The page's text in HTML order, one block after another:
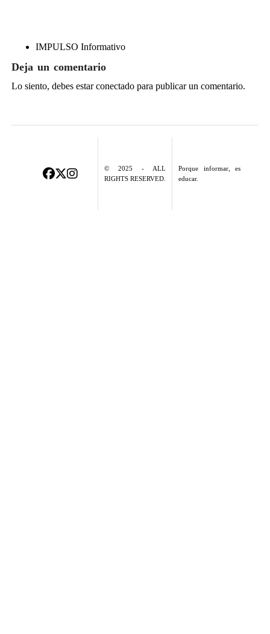
IMPULSO Informativo
Deja un comentario
Lo siento, debes estarconectadopara publicar un comentario.
© 2025 - ALL
RIGHTS RESERVED.
Porque informar, es
educar.